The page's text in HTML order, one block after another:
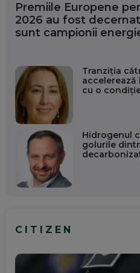
Unde
neuitat în
AUR a
IERI, 14:06
David
Programul
Premiile Europene
2026 au fost
sunt campionii
Tranziția
accelerează
cu o
Hidrogenul
golurile
CITIZEN